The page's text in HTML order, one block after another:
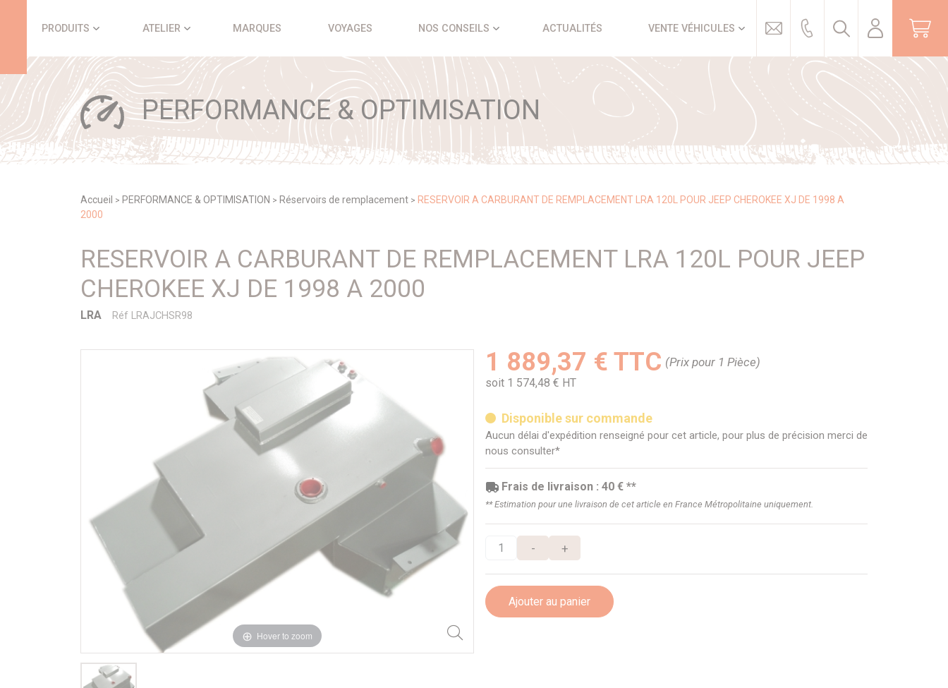
PRODUITS ATELIER MARQUES VOYAGES NOS CONSEILS ACTUALITÉS VENTE VÉHICULES
PERFORMANCE & OPTIMISATION
Accueil > PERFORMANCE & OPTIMISATION > Réservoirs de remplacement > RESERVOIR A CARBURANT DE REMPLACEMENT LRA 120L POUR JEEP CHEROKEE XJ DE 1998 A
2000
RESERVOIR A CARBURANT DE REMPLACEMENT LRA 120L POUR JEEP
CHEROKEE XJ DE 1998 A 2000
LRA Réf LRAJCHSR98
Hover to zoom
1 889,37 € TTC (Prix pour 1 Pièce)
soit 1 574,48 € HT
Disponible sur commande
Aucun délai d'expédition renseigné pour cet article, pour plus de précision merci de
nous consulter*
Frais de livraison : 40 € **
** Estimation pour une livraison de cet article en France Métropolitaine uniquement.
- +
Ajouter au panier